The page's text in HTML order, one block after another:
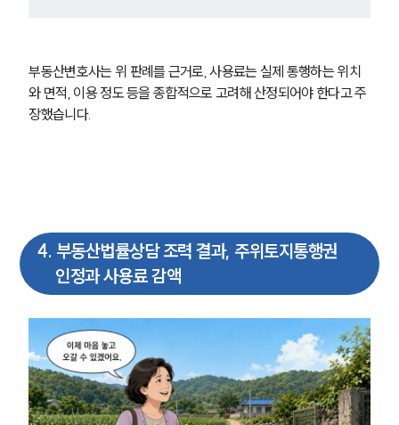
부동산변호사는 위 판례를 근거로, 사용료는 실제 통행하는 위치
와 면적, 이용 정도 등을 종합적으로 고려해 산정되어야 한다고 주
장했습니다.
4. 부동산법률상담 조력 결과, 주위토지통행권
인정과 사용료 감액